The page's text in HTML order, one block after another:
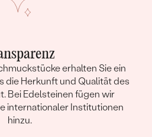
erhalten Sie ein
die Herkunft und Qualität des
Bei Edelsteinen fügen wir
internationaler Institutionen
hinzu.